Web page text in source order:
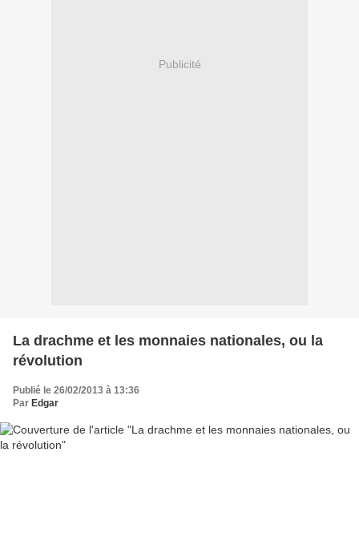
Publicité
La drachme et les monnaies nationales, ou la
révolution
Publié le 26/02/2013 à 13:36
Par Edgar